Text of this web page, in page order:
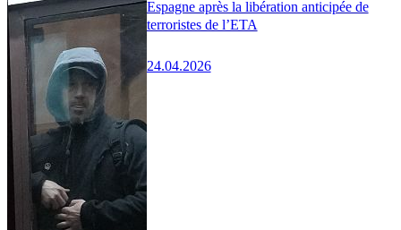
Espagne après la libération anticipée de
terroristes de l’ETA
24.04.2026